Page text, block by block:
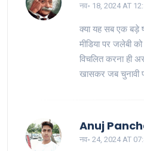
नव॰ 18, 2024 AT
क्या यह सब एक बड़े
मीडिया पर जलेबी
विचलित करना ही
खासकर जब चुनावी
Anuj
नव॰ 24, 2024 AT